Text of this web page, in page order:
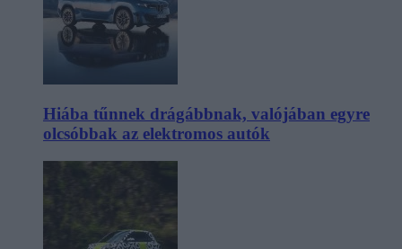
Hiába tűnnek drágábbnak, valójában egyre
olcsóbbak az elektromos autók